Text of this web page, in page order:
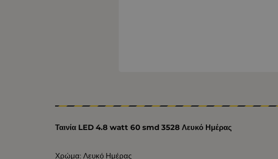
Ταινία LED 4.8 watt 60 smd 3528 Λευκό Ημέρας
Χρώμα: Λευκό Ημέρας